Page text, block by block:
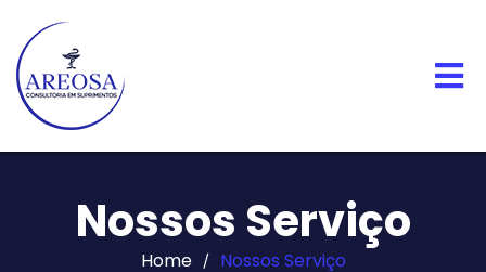
Nossos Serviço
Home Nossos Serviço